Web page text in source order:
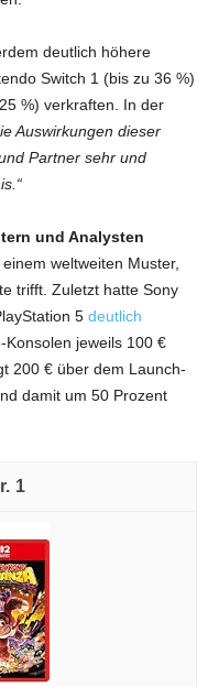
deutlich höhere
Switch 1 (bis zu 36 %)
%) verkraften. In der
Auswirkungen dieser
Partner sehr und
und Analysten
weltweiten Muster,
trifft. Zuletzt hatte Sony
5 deutlich
Konsolen jeweils 100 €
200 € über dem Launch-
damit um 50 Prozent
1